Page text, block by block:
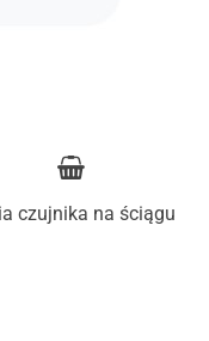
czujnika na ściągu